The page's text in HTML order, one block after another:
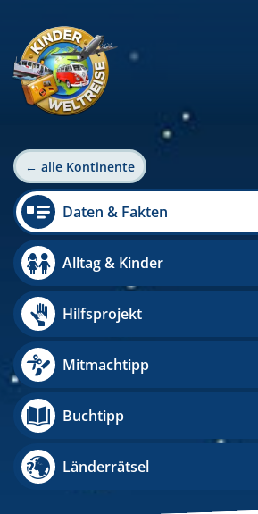
← alle Kontinente
Daten & Fakten
Alltag & Kinder
Hilfsprojekt
Mitmachtipp
Buchtipp
Länderrätsel